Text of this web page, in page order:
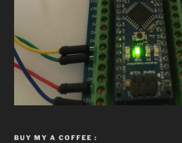
BUY MY A COFFEE :